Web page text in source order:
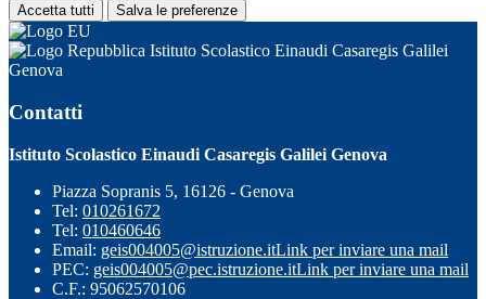
Accetta tutti Salva le preferenze
Istituto Scolastico Einaudi Casaregis Galilei
Genova
Contatti
Istituto Scolastico Einaudi Casaregis Galilei Genova
Piazza Sopranis 5, 16126 - Genova
Tel: 010261672
Tel: 010460646
Email: geis004005@istruzione.itLink per inviare una mail
PEC: geis004005@pec.istruzione.itLink per inviare una mail
C.F.: 95062570106